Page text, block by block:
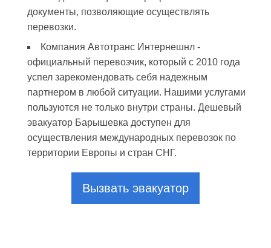
документы, позволяющие осуществлять
перевозки.
Компания Автотранс Интернешнл -
официальный перевозчик, который с 2010 года
успел зарекомендовать себя надежным
партнером в любой ситуации. Нашими услугами
пользуются не только внутри страны. Дешевый
эвакуатор Барышевка доступен для
осуществления международных перевозок по
территории Европы и стран СНГ.
Вызвать эвакуатор